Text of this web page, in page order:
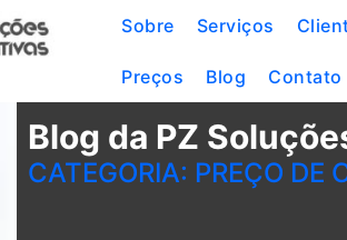
Sobre Serviços
Preços Blog Contato
Blog da PZ
CATEGORIA: PREÇO DE